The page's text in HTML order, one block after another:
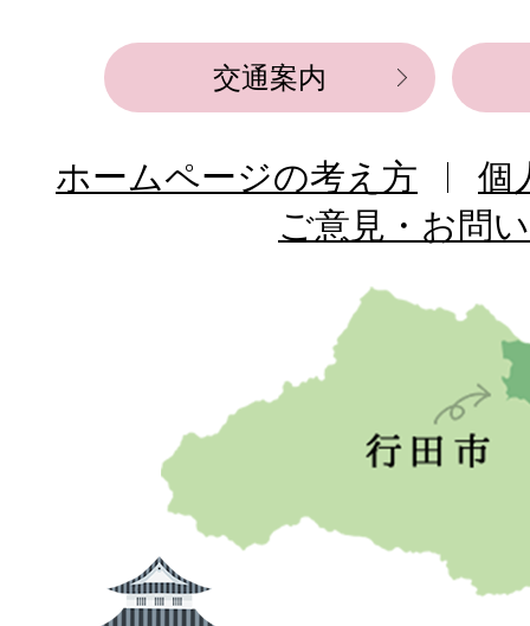
交通案内
ホームページの考え方
個
ご意見・お問